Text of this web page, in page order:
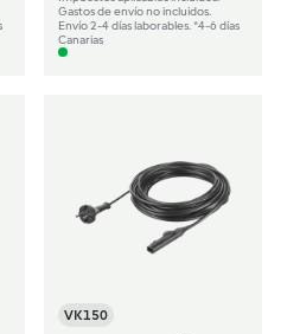
Gastos de envío no incluidos.
Envío 2-4 días laborables. *4-6 días
Canarias
VK150